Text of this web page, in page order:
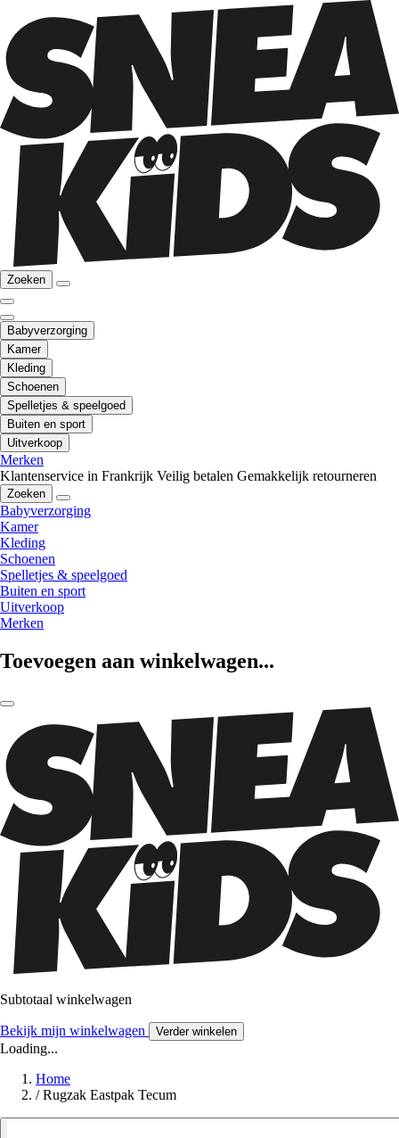
Zoeken
Babyverzorging
Kamer
Kleding
Schoenen
Spelletjes & speelgoed
Buiten en sport
Uitverkoop
Merken
Klantenservice in Frankrijk Veilig betalen Gemakkelijk retourneren
Zoeken
Babyverzorging
Kamer
Kleding
Schoenen
Spelletjes & speelgoed
Buiten en sport
Uitverkoop
Merken
Toevoegen aan winkelwagen...
Subtotaal winkelwagen
Bekijk mijn winkelwagen Verder winkelen
Loading...
Home
/ Rugzak Eastpak Tecum